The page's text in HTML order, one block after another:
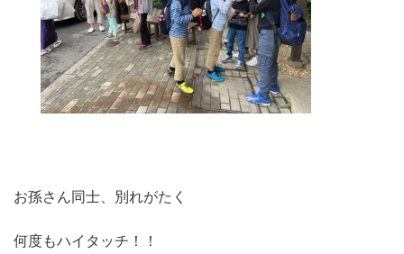
お孫さん同士、別れがたく
何度もハイタッチ！！